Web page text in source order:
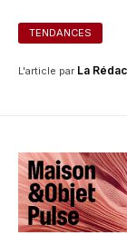
TENDANCES
L'article par La